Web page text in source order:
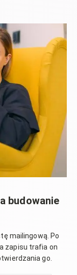
budowanie
mailingową. Po
zapisu trafia on
go.